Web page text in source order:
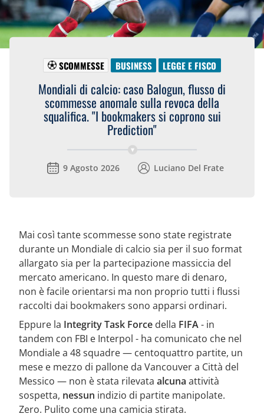
SCOMMESSE BUSINESS LEGGE E FISCO
Mondiali di calcio: caso Balogun, flusso di
scommesse anomale sulla revoca della
squalifica. "I bookmakers si coprono sui
Prediction"
9 Agosto 2026 Luciano Del Frate
Mai così tante scommesse sono state registrate
durante un Mondiale di calcio sia per il suo format
allargato sia per la partecipazione massiccia del
mercato americano. In questo mare di denaro,
non è facile orientarsi ma non proprio tutti i flussi
raccolti dai bookmakers sono apparsi ordinari.
Eppure la Integrity Task Force della FIFA- in
tandem con FBI e Interpol - ha comunicato che nel
Mondiale a 48 squadre — centoquattro partite, un
mese e mezzo di pallone da Vancouver a Città del
Messico — non è stata rilevata alcuna attività
sospetta, nessun indizio di partite manipolate.
Zero. Pulito come una camicia stirata.